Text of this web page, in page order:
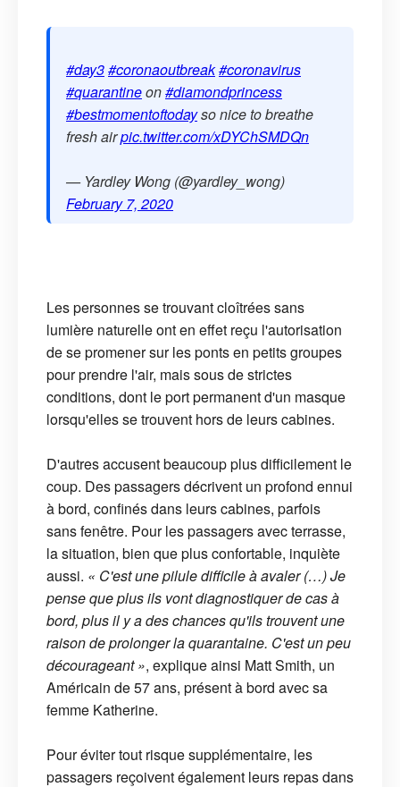
#day3#coronaoutbreak#coronavirus
#quarantineon#diamondprincess
#bestmomentoftodayso nice to breathe
fresh airpic.twitter.com/xDYChSMDQn
— Yardley Wong (@yardley_wong)
February 7, 2020
Les personnes se trouvant cloîtrées sans
lumière naturelle ont en effet reçu l'autorisation
de se promener sur les ponts en petits groupes
pour prendre l'air, mais sous de strictes
conditions, dont le port permanent d'un masque
lorsqu'elles se trouvent hors de leurs cabines.
D'autres accusent beaucoup plus difficilement le
coup. Des passagers décrivent un profond ennui
à bord, confinés dans leurs cabines, parfois
sans fenêtre. Pour les passagers avec terrasse,
la situation, bien que plus confortable, inquiète
aussi. « C'est une pilule difficile à avaler (…) Je
pense que plus ils vont diagnostiquer de cas à
bord, plus il y a des chances qu'ils trouvent une
raison de prolonger la quarantaine. C'est un peu
décourageant », explique ainsi Matt Smith, un
Américain de 57 ans, présent à bord avec sa
femme Katherine.
Pour éviter tout risque supplémentaire, les
passagers reçoivent également leurs repas dans